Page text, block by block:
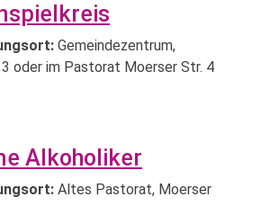
Gemeindezentrum,
oder im Pastorat Moerser Str. 4
Alkoholiker
Altes Pastorat, Moerser